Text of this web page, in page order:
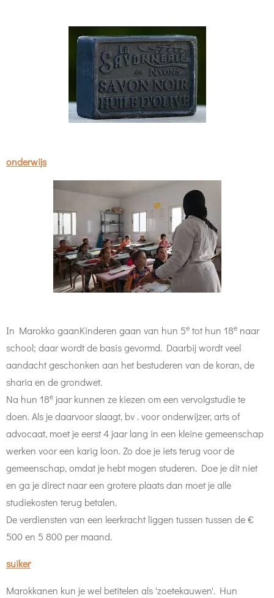
onderwijs
In Marokko gaanKinderen gaan van hun 5e tot hun 18e naar
school; daar wordt de basis gevormd. Daarbij wordt veel
aandacht geschonken aan het bestuderen van de koran, de
sharia en de grondwet.
Na hun 18e jaar kunnen ze kiezen om een vervolgstudie te
doen. Als je daarvoor slaagt, bv . voor onderwijzer, arts of
advocaat, moet je eerst 4 jaar lang in een kleine gemeenschap
werken voor een karig loon. Zo doe je iets terug voor de
gemeenschap, omdat je hebt mogen studeren. Doe je dit niet
en ga je direct naar een grotere plaats dan moet je alle
studiekosten terug betalen.
De verdiensten van een leerkracht liggen tussen tussen de €
500 en 5 800 per maand.
suiker
Marokkanen kun je wel betitelen als 'zoetekauwen'. Hun